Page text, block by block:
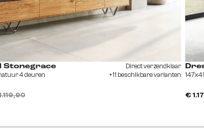
Stonegrace
4 deuren
Direct verzendklaar
+11 beschikbare varianten
€